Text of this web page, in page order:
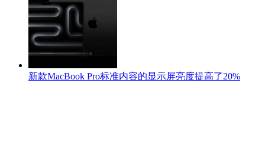
新款MacBook Pro标准内容的显示屏亮度提高了20%